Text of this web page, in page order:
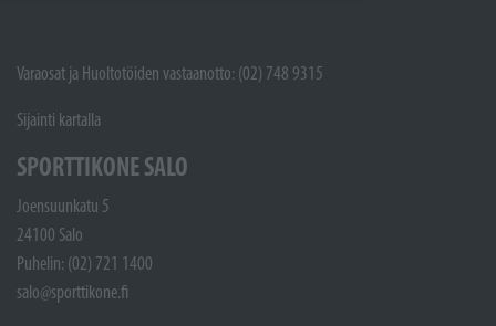
Varaosat ja Huoltotöiden vastaanotto: (02) 748 9315
Sijainti kartalla
SPORTTIKONE SALO
Joensuunkatu 5
24100 Salo
Puhelin: (02) 721 1400
salo@sporttikone.fi